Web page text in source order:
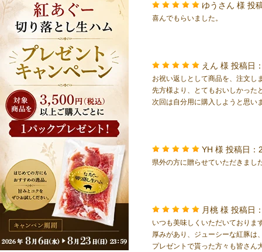
ゆうさん 様 投
喜んでもらいました。
えん 様 投稿日
お祝い返しとして商品を、注文し
先方様より、とてもおいしかった
次回は自分用に購入しようと思い
YH 様 投稿日：
県外の方に贈らせていただきまし
月桃 様 投稿日
いつも美味しくいただいておりま
厚みがあり、ジューシーな紅豚は
プレゼントで貰った方々も皆さん